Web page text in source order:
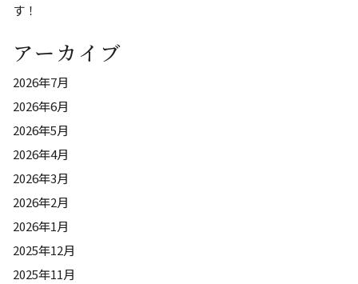
す！
アーカイブ
2026年7月
2026年6月
2026年5月
2026年4月
2026年3月
2026年2月
2026年1月
2025年12月
2025年11月